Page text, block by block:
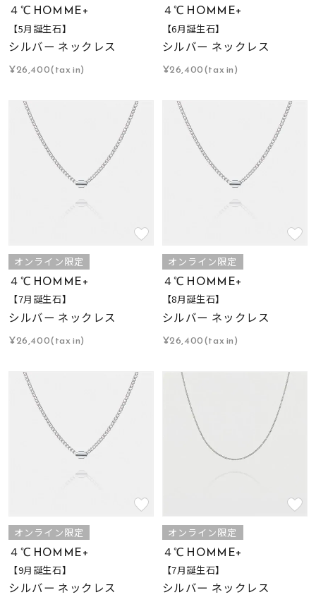
４℃ HOMME+
【5月誕生石】
シルバー ネックレス
¥26,400(tax in)
４℃ HOMME+
【6月誕生石】
シルバー ネックレス
¥26,400(tax in)
オンライン限定
４℃ HOMME+
【7月誕生石】
シルバー ネックレス
¥26,400(tax in)
オンライン限定
４℃ HOMME+
【8月誕生石】
シルバー ネックレス
¥26,400(tax in)
オンライン限定
４℃ HOMME+
【9月誕生石】
シルバー ネックレス
オンライン限定
４℃ HOMME+
【7月誕生石】
シルバー ネックレス